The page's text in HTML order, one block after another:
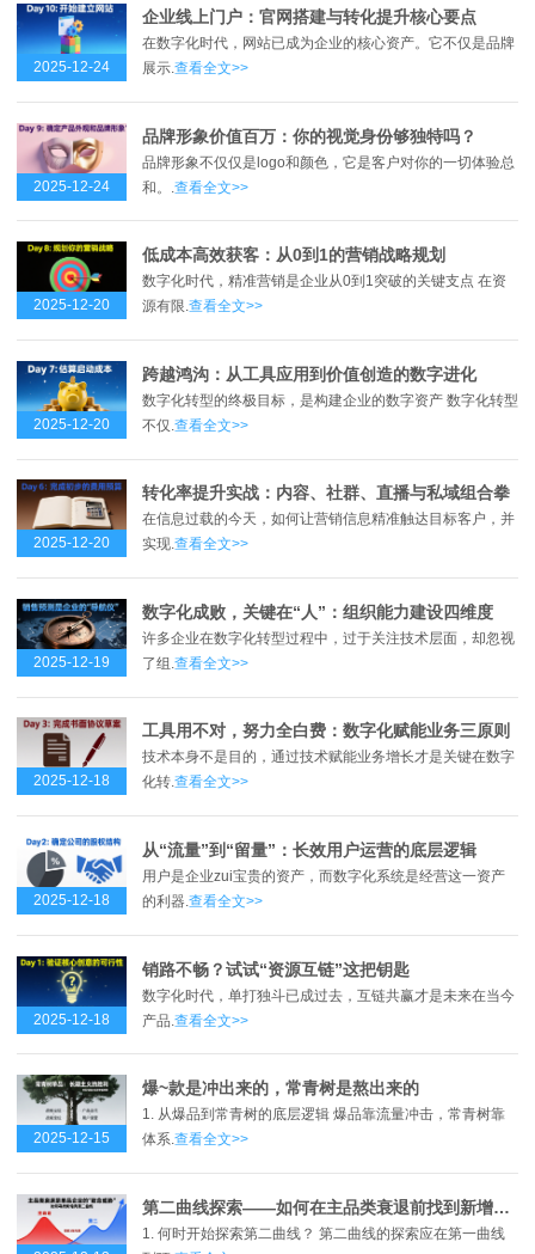
2025-12-24
企业线上门户：官网搭建与转化提升核心要点
在数字化时代，网站已成为企业的核心资产。它不仅是品牌
展示.查看全文>>
2025-12-24
品牌形象价值百万：你的视觉身份够独特吗？
品牌形象不仅仅是logo和颜色，它是客户对你的一切体验总
和。. 查看全文>>
2025-12-20
低成本高效获客：从0到1的营销战略规划
数字化时代，精准营销是企业从0到1突破的关键支点 在资
源有限.查看全文>>
2025-12-20
跨越鸿沟：从工具应用到价值创造的数字进化
数字化转型的终极目标，是构建企业的数字资产 数字化转型
不仅. 查看全文>>
2025-12-20
转化率提升实战：内容、社群、直播与私域组合拳
在信息过载的今天，如何让营销信息精准触达目标客户，并
实现.查看全文>>
2025-12-19
数字化成败，关键在“人”：组织能力建设四维度
许多企业在数字化转型过程中，过于关注技术层面，却忽视
了组.查看全文>>
2025-12-18
工具用不对，努力全白费：数字化赋能业务三原则
技术本身不是目的，通过技术赋能业务增长才是关键在数字
化转.查看全文>>
2025-12-18
从“流量”到“留量”：长效用户运营的底层逻辑
用户是企业zui宝贵的资产，而数字化系统是经营这一资产
的利器.查看全文>>
2025-12-18
销路不畅？试试“资源互链”这把钥匙
数字化时代，单打独斗已成过去，互链共赢才是未来在当今
产品. 查看全文>>
2025-12-15
爆~款是冲出来的，常青树是熬出来的
1. 从爆品到常青树的底层逻辑 爆品靠流量冲击，常青树靠
体系.查看全文>>
第二曲线探索——如何在主品类衰退前找到新增长点？
1. 何时开始探索第二曲线？ 第二曲线的探索应在第一曲线